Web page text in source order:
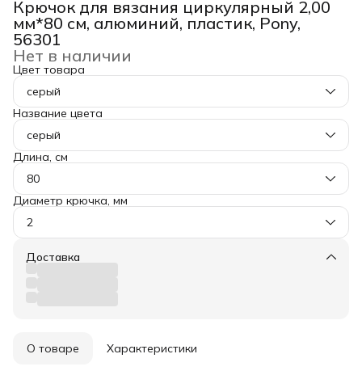
Крючок для вязания циркулярный 2,00
мм*80 см, алюминий, пластик, Pony,
56301
Нет в наличии
Цвет товара
серый
Название цвета
серый
Длина, см
80
Диаметр крючка, мм
2
Доставка
О товаре Характеристики